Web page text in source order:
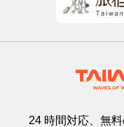
24 時間対応、無